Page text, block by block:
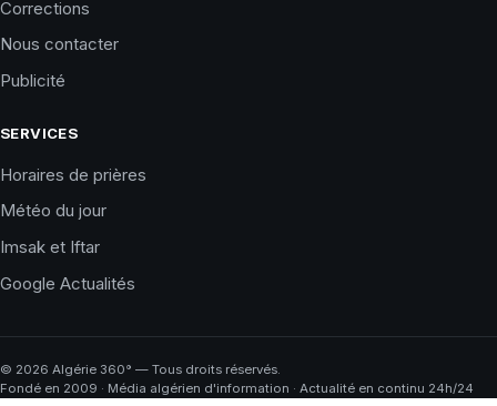
Corrections
Nous contacter
Publicité
SERVICES
Horaires de prières
Météo du jour
Imsak et Iftar
Google Actualités
© 2026 Algérie 360° — Tous droits réservés.
Fondé en 2009 · Média algérien d'information · Actualité en continu 24h/24